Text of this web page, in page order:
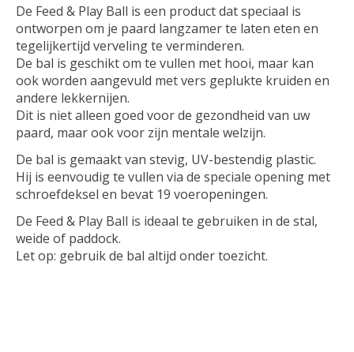
De Feed & Play Ball is een product dat speciaal is
ontworpen om je paard langzamer te laten eten en
tegelijkertijd verveling te verminderen.
De bal is geschikt om te vullen met hooi, maar kan
ook worden aangevuld met vers geplukte kruiden en
andere lekkernijen.
Dit is niet alleen goed voor de gezondheid van uw
paard, maar ook voor zijn mentale welzijn.
De bal is gemaakt van stevig, UV-bestendig plastic.
Hij is eenvoudig te vullen via de speciale opening met
schroefdeksel en bevat 19 voeropeningen.
De Feed & Play Ball is ideaal te gebruiken in de stal,
weide of paddock.
Let op: gebruik de bal altijd onder toezicht.